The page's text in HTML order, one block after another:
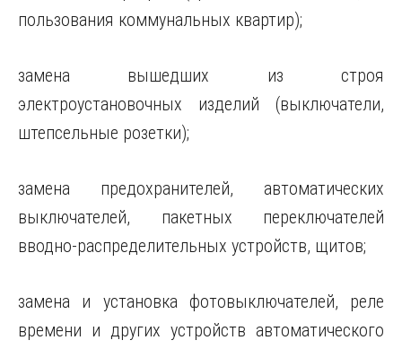
пользования коммунальных квартир);
замена вышедших из строя
электроустановочных изделий (выключатели,
штепсельные розетки);
замена предохранителей, автоматических
выключателей, пакетных переключателей
вводно-распределительных устройств, щитов;
замена и установка фотовыключателей, реле
времени и других устройств автоматического